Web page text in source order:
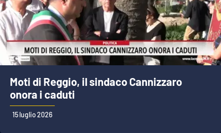
Moti di Reggio, il sindaco Cannizzaro
onora i caduti
15 luglio 2026